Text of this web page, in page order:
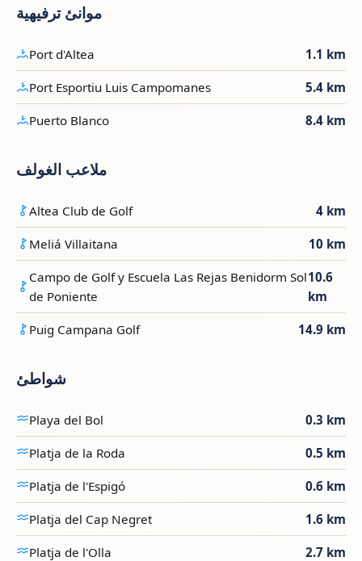
موانئ ترفيهية
Port d'Altea 1.1 km
Port Esportiu Luis Campomanes 5.4 km
Puerto Blanco 8.4 km
ملاعب الغولف
Altea Club de Golf 4 km
Meliá Villaitana 10 km
Campo de Golf y Escuela Las Rejas Benidorm Sol
de Poniente
10.6
km
Puig Campana Golf 14.9 km
شواطئ
Playa del Bol 0.3 km
Platja de la Roda 0.5 km
Platja de l'Espigó 0.6 km
Platja del Cap Negret 1.6 km
Platja de l'Olla 2.7 km